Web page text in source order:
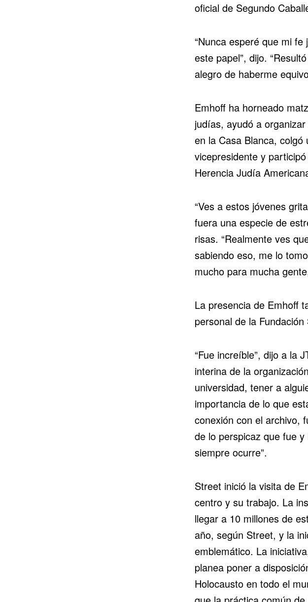
oficial de Segundo
“Nunca esperé que mi
este papel”, dijo.
alegro de haberme
Emhoff ha horneado
judías, ayudó a
en la Casa Blanca,
vicepresidente y
Herencia Judía
“Ves a estos jóvenes
fuera una especie de
risas. “Realmente ves
sabiendo eso, me lo
mucho para mucha
La presencia de Emhoff
personal de la Fundación
“Fue increíble”, dijo a la
interina de la
universidad, tener a
importancia de lo que
conexión con el archivo,
de lo perspicaz que fue
siempre ocurre”.
Street inició la visita de
centro y su trabajo. La
llegar a 10 millones de
año, según Street, y la
emblemático. La
planea poner a
Holocausto en todo el